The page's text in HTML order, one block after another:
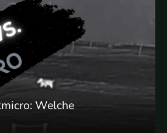
Welche
ist die bessere Wahl?